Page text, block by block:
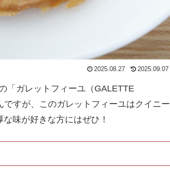
2025.08.27 2025.09.07
「ガレットフィーユ（GALETTE
すが、このガレットフィーユはクイニー
味が好きな方にはぜひ！